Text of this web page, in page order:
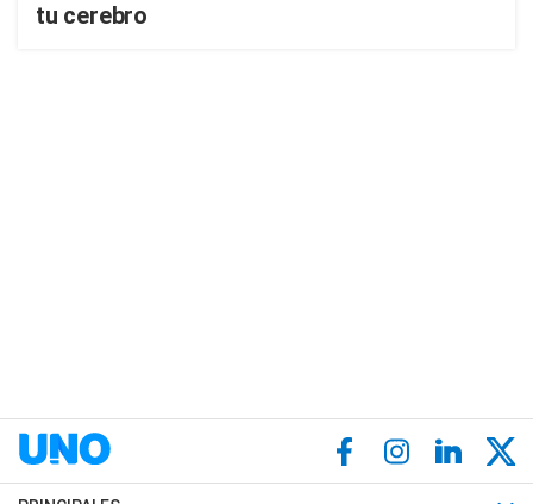
tu cerebro